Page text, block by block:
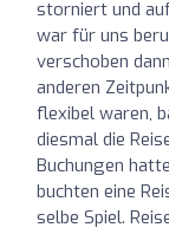
storniert und
war für uns
verschoben
anderen
flexibel waren,
diesmal die
Buchungen
buchten eine
selbe Spiel.